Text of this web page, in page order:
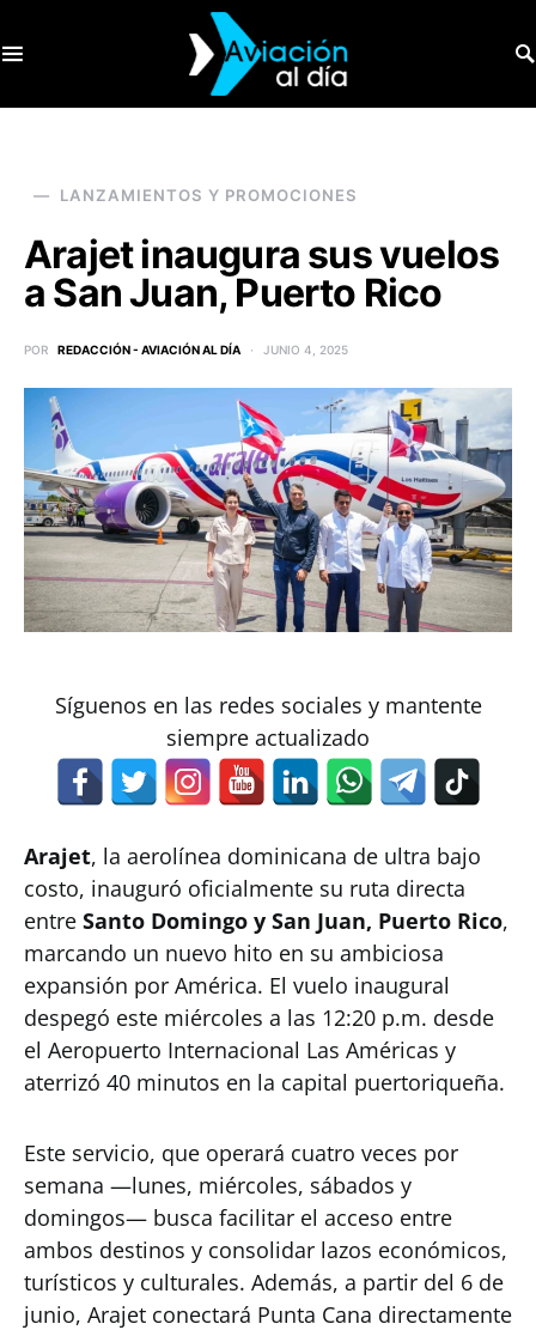
LANZAMIENTOS Y PROMOCIONES
Arajet inaugura sus vuelos
a San Juan, Puerto Rico
POR REDACCIÓN - AVIACIÓN AL DÍA JUNIO 4, 2025
Síguenos en las redes sociales y mantente
siempre actualizado
Arajet, la aerolínea dominicana de ultra bajo
costo, inauguró oficialmente su ruta directa
entre Santo Domingo y San Juan, Puerto Rico,
marcando un nuevo hito en su ambiciosa
expansión por América. El vuelo inaugural
despegó este miércoles a las 12:20 p.m. desde
el Aeropuerto Internacional Las Américas y
aterrizó 40 minutos en la capital puertoriqueña.
Este servicio, que operará cuatro veces por
semana —lunes, miércoles, sábados y
domingos— busca facilitar el acceso entre
ambos destinos y consolidar lazos económicos,
turísticos y culturales. Además, a partir del 6 de
junio, Arajet conectará Punta Cana directamente